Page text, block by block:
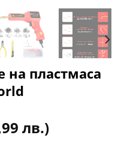
на пластмаса
лв.)